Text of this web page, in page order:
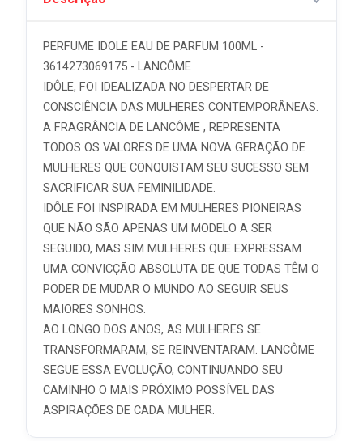
PERFUME IDOLE EAU DE PARFUM 100ML -
3614273069175 - LANCÔME
IDÔLE, FOI IDEALIZADA NO DESPERTAR DE
CONSCIÊNCIA DAS MULHERES CONTEMPORÂNEAS.
A FRAGRÂNCIA DE LANCÔME , REPRESENTA
TODOS OS VALORES DE UMA NOVA GERAÇÃO DE
MULHERES QUE CONQUISTAM SEU SUCESSO SEM
SACRIFICAR SUA FEMINILIDADE.
IDÔLE FOI INSPIRADA EM MULHERES PIONEIRAS
QUE NÃO SÃO APENAS UM MODELO A SER
SEGUIDO, MAS SIM MULHERES QUE EXPRESSAM
UMA CONVICÇÃO ABSOLUTA DE QUE TODAS TÊM O
PODER DE MUDAR O MUNDO AO SEGUIR SEUS
MAIORES SONHOS.
AO LONGO DOS ANOS, AS MULHERES SE
TRANSFORMARAM, SE REINVENTARAM. LANCÔME
SEGUE ESSA EVOLUÇÃO, CONTINUANDO SEU
CAMINHO O MAIS PRÓXIMO POSSÍVEL DAS
ASPIRAÇÕES DE CADA MULHER.